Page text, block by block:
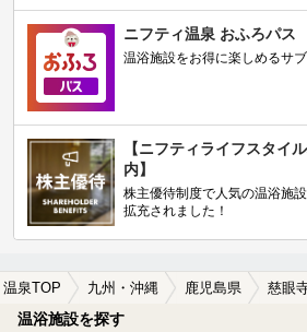
ニフティ温泉 おふろパス
温浴施設をお得に楽しめるサ
【ニフティライフスタイ
内】
株主優待制度で人気の温浴施
拡充されました！
温泉TOP 九州・沖縄 鹿児島県 慈眼
温浴施設を探す